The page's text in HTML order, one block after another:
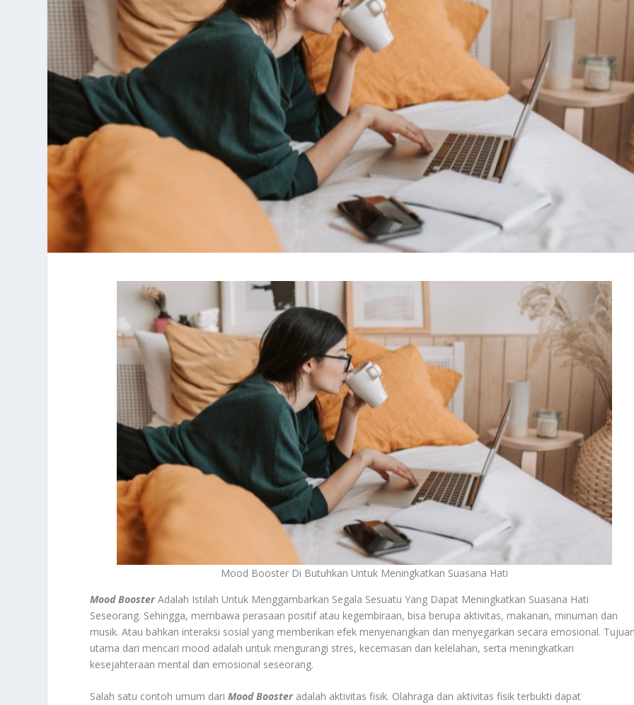
Mood Booster Di Butuhkan Untuk Meningkatkan Suasana Hati
Mood BoosterAdalah Istilah Untuk Menggambarkan Segala Sesuatu Yang Dapat Meningkatkan Suasana Hati
Seseorang. Sehingga, membawa perasaan positif atau kegembiraan, bisa berupa aktivitas, makanan, minuman dan
musik. Atau bahkan interaksi sosial yang memberikan efek menyenangkan dan menyegarkan secara emosional.
utama dari mencari mood adalah untuk mengurangi stres, kecemasan dan kelelahan, serta meningkatkan
kesejahteraan mental dan emosional seseorang.
Salah satu contoh umum dariMood Boosteradalah aktivitas fisik. Olahraga dan aktivitas fisik terbukti dapat